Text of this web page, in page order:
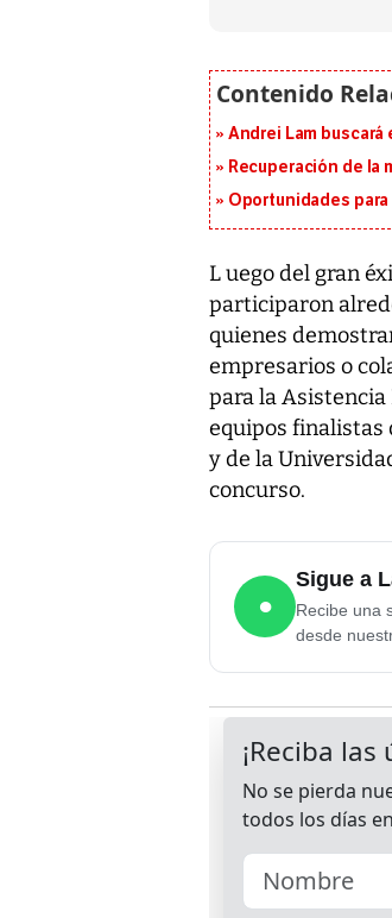
Andrei Lam buscará
Recuperación de la
Oportunidades
L uego del gran
participaron
quienes
empresarios o
para la Asistencia
equipos finalistas
y de la
concurso.
●
Sigue a
Recibe una
desde